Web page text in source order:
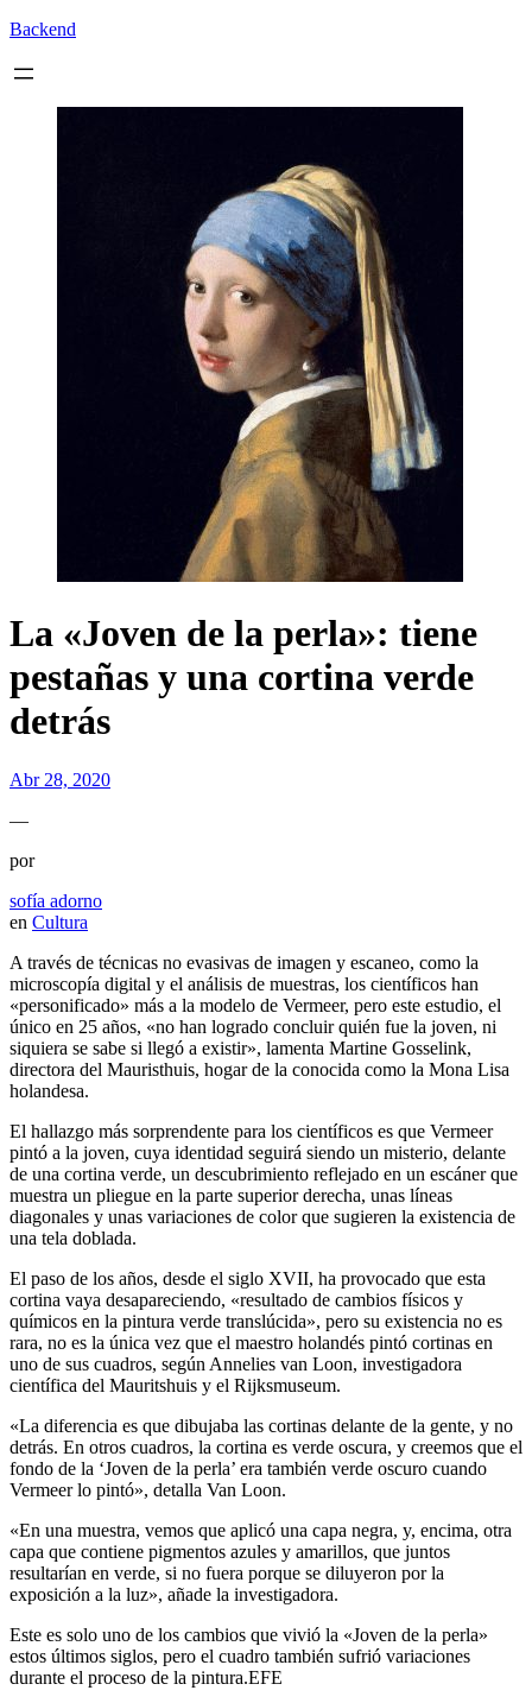
Backend
La «Joven de la perla»: tiene
pestañas y una cortina verde
detrás
Abr 28, 2020
—
por
sofía adorno
en Cultura
A través de técnicas no evasivas de imagen y escaneo, como la
microscopía digital y el análisis de muestras, los científicos han
«personificado» más a la modelo de Vermeer, pero este estudio, el
único en 25 años, «no han logrado concluir quién fue la joven, ni
siquiera se sabe si llegó a existir», lamenta Martine Gosselink,
directora del Mauristhuis, hogar de la conocida como la Mona Lisa
holandesa.
El hallazgo más sorprendente para los científicos es que Vermeer
pintó a la joven, cuya identidad seguirá siendo un misterio, delante
de una cortina verde, un descubrimiento reflejado en un escáner que
muestra un pliegue en la parte superior derecha, unas líneas
diagonales y unas variaciones de color que sugieren la existencia de
una tela doblada.
El paso de los años, desde el siglo XVII, ha provocado que esta
cortina vaya desapareciendo, «resultado de cambios físicos y
químicos en la pintura verde translúcida», pero su existencia no es
rara, no es la única vez que el maestro holandés pintó cortinas en
uno de sus cuadros, según Annelies van Loon, investigadora
científica del Mauritshuis y el Rijksmuseum.
«La diferencia es que dibujaba las cortinas delante de la gente, y no
detrás. En otros cuadros, la cortina es verde oscura, y creemos que el
fondo de la ‘Joven de la perla’ era también verde oscuro cuando
Vermeer lo pintó», detalla Van Loon.
«En una muestra, vemos que aplicó una capa negra, y, encima, otra
capa que contiene pigmentos azules y amarillos, que juntos
resultarían en verde, si no fuera porque se diluyeron por la
exposición a la luz», añade la investigadora.
Este es solo uno de los cambios que vivió la «Joven de la perla»
estos últimos siglos, pero el cuadro también sufrió variaciones
durante el proceso de la pintura.EFE